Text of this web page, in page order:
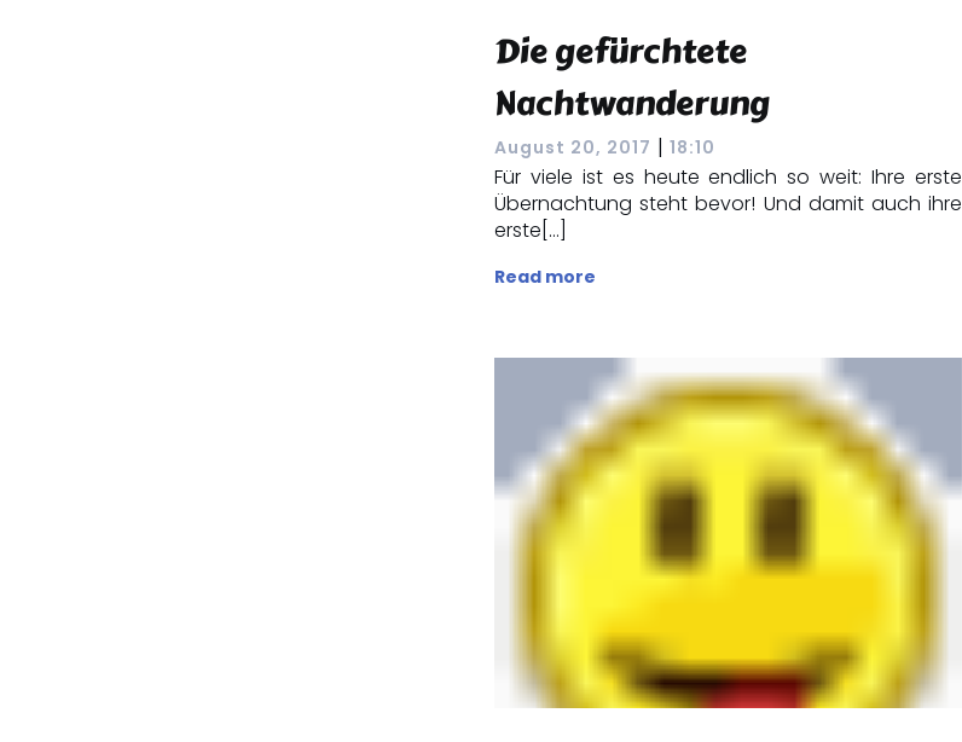
Die gefürchtete
Nachtwanderung
August 20, 2017 | 18:10
Für viele ist es heute endlich so weit: Ihre erste
Übernachtung steht bevor! Und damit auch ihre
erste[…]
Read more